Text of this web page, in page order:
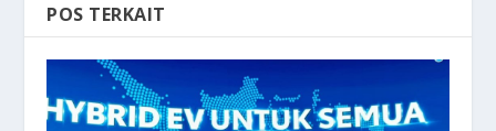
POS TERKAIT